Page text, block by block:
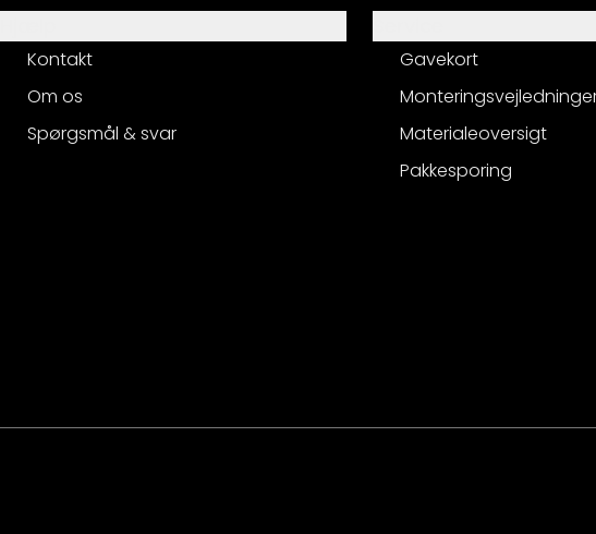
Kontakt
Om os
Spørgsmål & svar
Gavekort
Materialeoversigt
Pakkesporing